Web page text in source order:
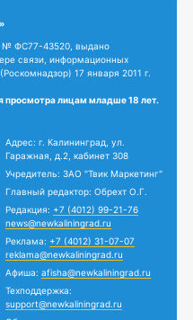
№ ФС77-43520, выдано
связи, информационных
17 января 2011 г.
просмотра лицам младше 18 лет.
Адрес: г. Калининград, ул.
Гаражная, д.2, кабинет 308
Учредитель: ЗАО "Твик Маркетинг"
Главный редактор: Обрехт О.Г.
Редакция: +7 (4012) 99-21-76
news@newkaliningrad.ru
Реклама: +7 (4012) 31-07-07
reklama@newkaliningrad.ru
Афиша: afisha@newkaliningrad.ru
Техподдержка:
support@newkaliningrad.ru